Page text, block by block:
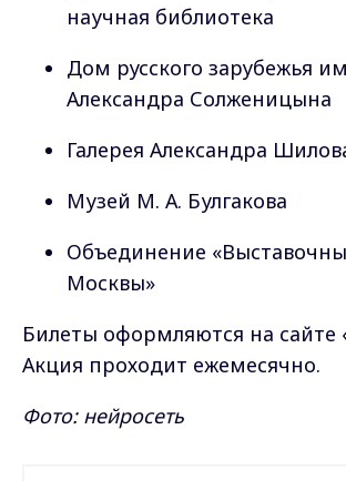
научная библиотека
Дом русского зарубежья
Александра Солженицына
Галерея Александра
Музей М. А. Булгакова
Объединение
Москвы»
Билеты оформляются на сайте
Акция проходит ежемесячно.
Фото: нейросеть